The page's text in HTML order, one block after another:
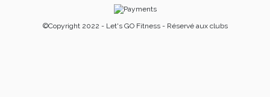
©Copyright 2022 - Let's GO Fitness - Réservé aux clubs